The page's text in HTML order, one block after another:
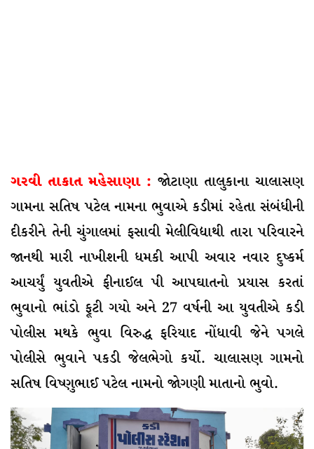
ગરવી તાકાત મહેસાણા : જોટાણા તાલુકાના ચાલાસણ
ગામના સતિષ પટેલ નામના ભુવાએ કડીમાં રહેતા સંબંધીની
દીકરીને તેની ચુંગાલમાં ફસાવી મેલીવિદ્યાથી તારા પરિવારને
જાનથી મારી નાખીશની ધમકી આપી અવાર નવાર દુષ્કર્મ
આચર્યું યુવતીએ ફીનાઈલ પી આપઘાતનો પ્રયાસ કરતાં
ભુવાનો ભાંડો ફૂટી ગયો અને 27 વર્ષની આ યુવતીએ કડી
પોલીસ મથકે ભુવા વિરુદ્ધ ફરિયાદ નોંધાવી જેને પગલે
પોલીસે ભુવાને પકડી જેલભેગો કર્યો. ચાલાસણ ગામનો
સતિષ વિષ્ણુભાઈ પટેલ નામનો જોગણી માતાનો ભુવો.